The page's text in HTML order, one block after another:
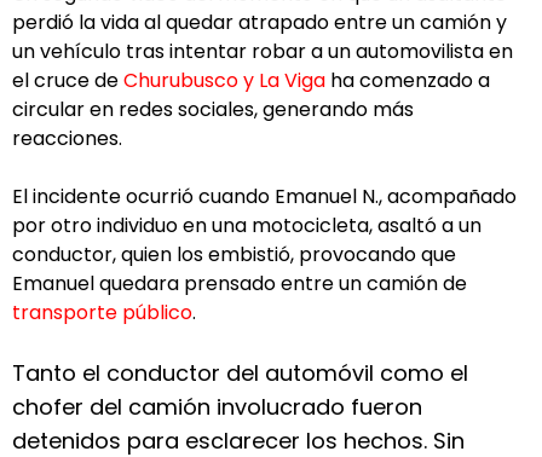
perdió la vida al quedar atrapado entre un camión y
un vehículo tras intentar robar a un automovilista en
el cruce deChurubusco y La Viga ha comenzado a
circular en redes sociales, generando más
reacciones.
El incidente ocurrió cuando Emanuel N., acompañado
por otro individuo en una motocicleta, asaltó a un
conductor, quien los embistió, provocando que
Emanuel quedara prensado entre un camión de
transporte público.
Tanto el conductor del automóvil como el
chofer del camión involucrado fueron
detenidos para esclarecer los hechos. Sin